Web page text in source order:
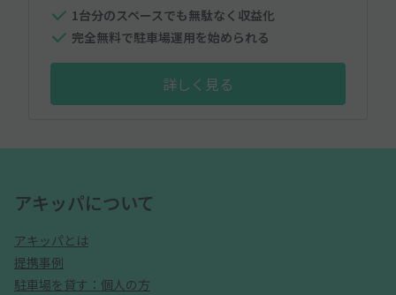
1台分のスペースでも無駄なく収益化
完全無料で駐車場運用を始められる
詳しく見る
アキッパについて
アキッパとは
提携事例
駐車場を貸す：個人の方